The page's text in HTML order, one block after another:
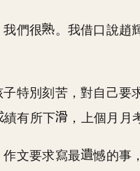
我們很
。我借口說趙
子特別刻苦，對自己要
績有所下 ，上個月月
作文要求寫最
憾的事